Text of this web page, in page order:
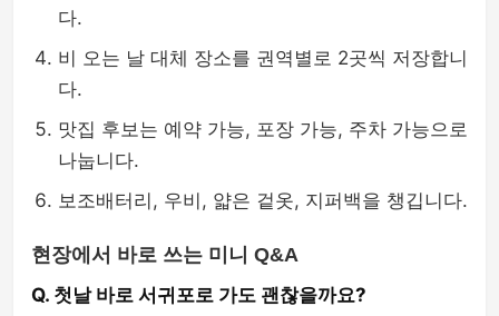
다.
비 오는 날 대체 장소를 권역별로 2곳씩 저장합니
다.
맛집 후보는 예약 가능, 포장 가능, 주차 가능으로
나눕니다.
보조배터리, 우비, 얇은 겉옷, 지퍼백을 챙깁니다.
현장에서 바로 쓰는 미니 Q&A
Q. 첫날 바로 서귀포로 가도 괜찮을까요?